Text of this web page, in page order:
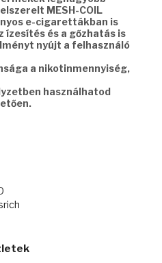
MESH-COIL
e-cigarettákban is
ízesítés és a gőzhatás is
nyújt a felhasználó
a nikotinmennyiség,
használhatod